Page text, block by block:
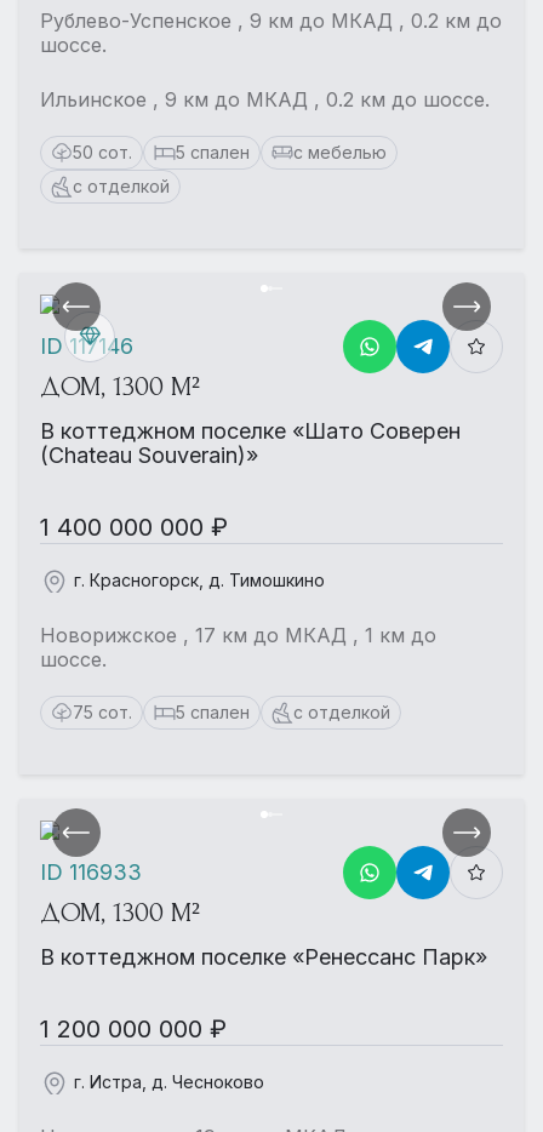
Рублево-Успенское , 9 км до МКАД , 0.2 км до
шоссе.
Ильинское , 9 км до МКАД , 0.2 км до шоссе.
50 сот. 5 спален
с мебелью
с отделкой
ДОМ, 1300 М²
В коттеджном поселке «Шато Соверен
(Chateau Souverain)»
1 400 000 000 ₽
г. Красногорск, д. Тимошкино
Новорижское , 17 км до МКАД , 1 км до
шоссе.
75 сот. 5 спален с отделкой
ID 117146
ДОМ, 1300 М²
В коттеджном поселке «Ренессанс Парк»
1 200 000 000 ₽
г. Истра, д. Чесноково
ID 116933